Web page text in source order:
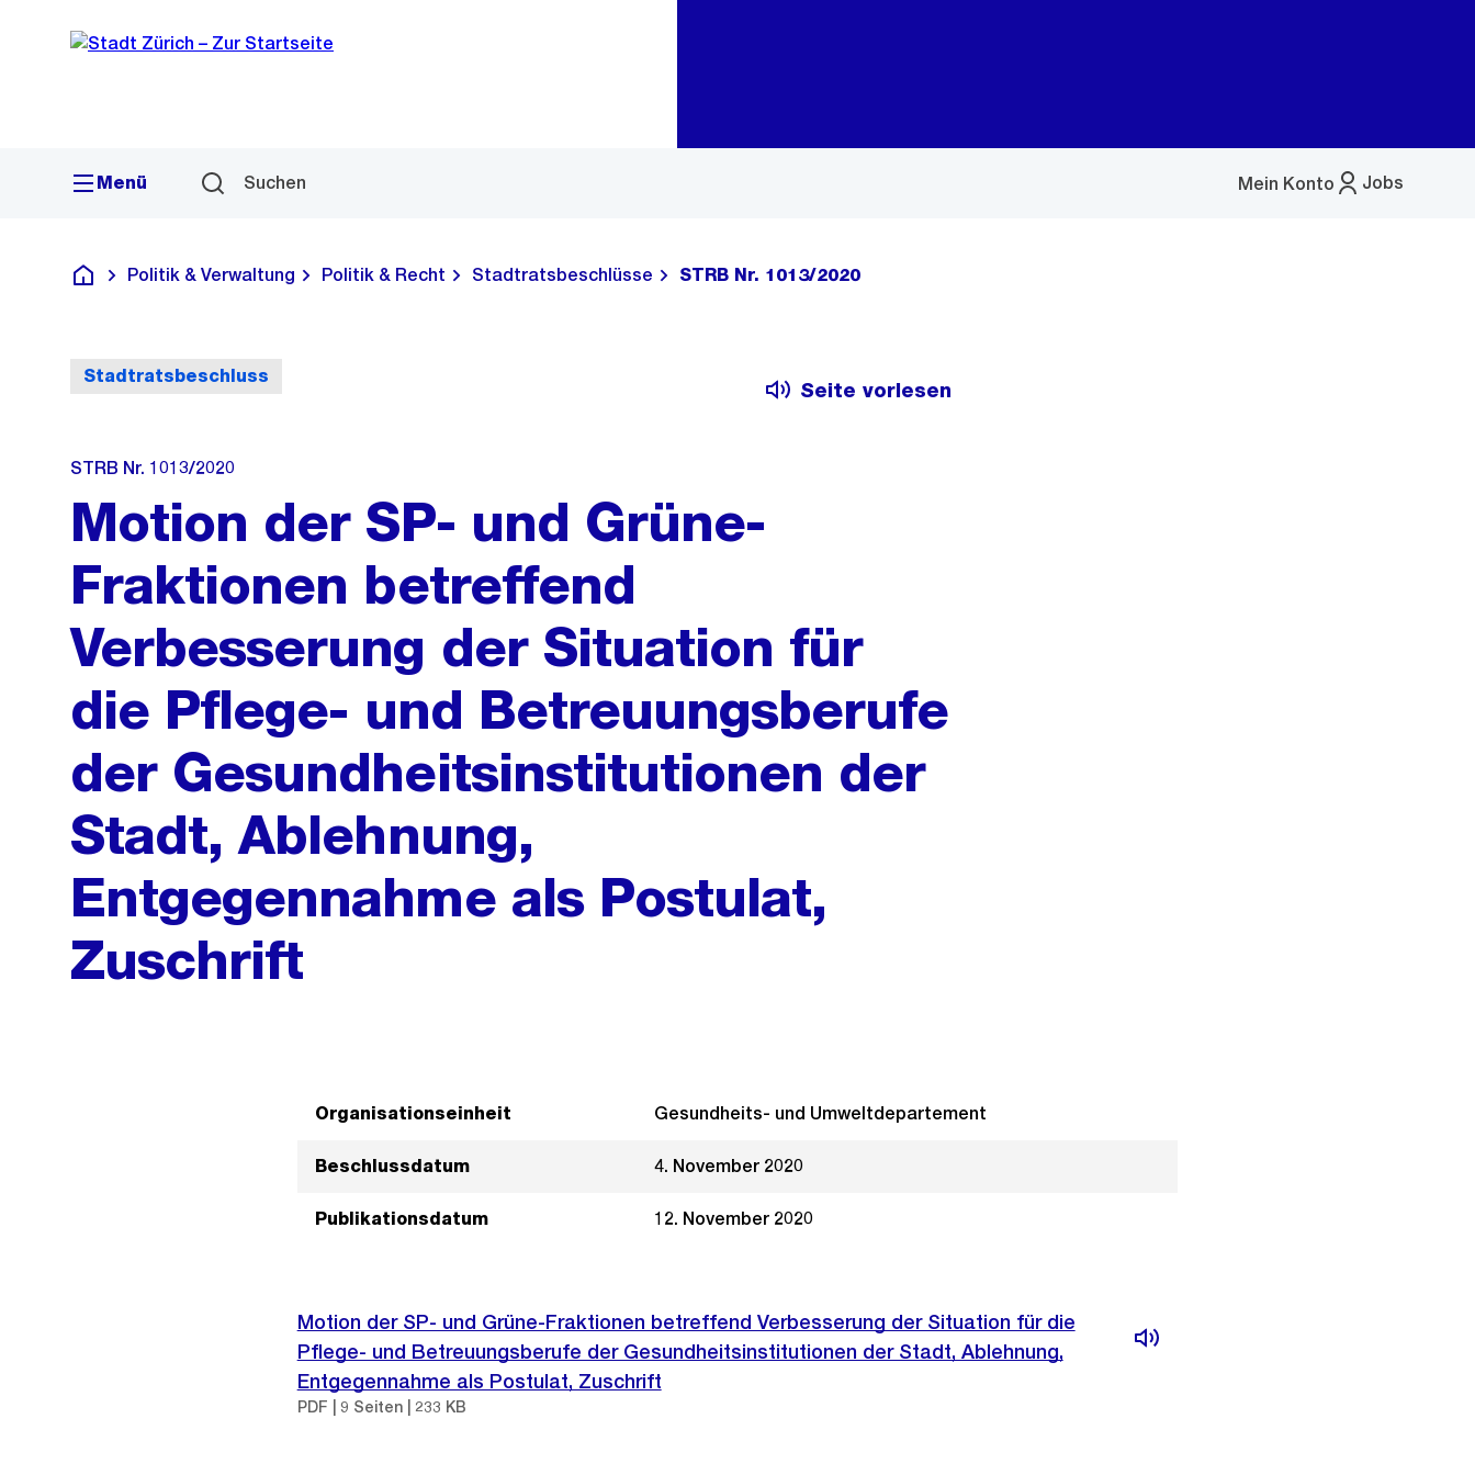
Navigation
Sprunglink
Menü Suchen Jobs
Mein Konto
Menü
Deutsch
Politik & Verwaltung Politik & Recht Stadtratsbeschlüsse STRB Nr. 1013/2020
Stadtratsbeschluss
Seite vorlesen
STRB Nr. 1013/2020
Motion der SP- und Grüne-
Fraktionen betreffend
Verbesserung der Situation für
die Pflege- und Betreuungsberufe
der Gesundheitsinstitutionen der
Stadt, Ablehnung,
Entgegennahme als Postulat,
Zuschrift
Organisationseinheit Gesundheits- und Umweltdepartement
Beschlussdatum 4. November 2020
Publikationsdatum 12. November 2020
Motion der SP- und Grüne-Fraktionen betreffend Verbesserung der Situation für die
Pflege- und Betreuungsberufe der Gesundheitsinstitutionen der Stadt, Ablehnung,
Entgegennahme als Postulat, Zuschrift
PDF | 9 Seiten | 233 KB